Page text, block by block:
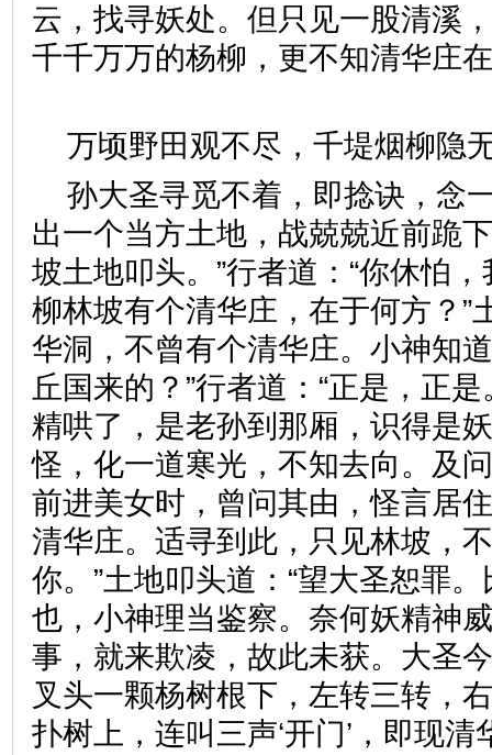
云，找寻妖处。但只见一股清溪
千千万万的杨柳，更不知清华庄
万顷野田观不尽，千堤烟
孙大圣寻觅不着，即捻诀，念
出一个当方土地，战兢兢近前跪
坡土地叩头。”行者道：“你休怕
柳林坡有个清华庄，在于何方？”
华洞，不曾有个清华庄。小神知
丘国来的？”行者道：“正是，正
精哄了，是老孙到那厢，识得是
怪，化一道寒光，不知去向。及
前进美女时，曾问其由，怪言居
清华庄。适寻到此，只见林坡，
你。”土地叩头道：“望大圣恕罪
也，小神理当鉴察。奈何妖精神
事，就来欺凌，故此未获。大圣
叉头一颗杨树根下，左转三转，
扑树上，连叫三声‘开门’，即